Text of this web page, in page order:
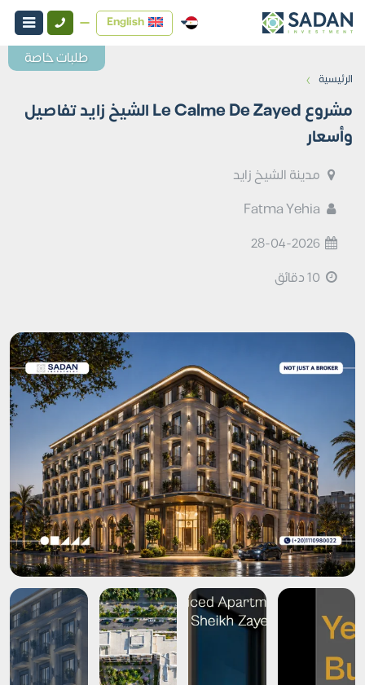
English
الرئيسية ›
مشروع Le Calme De Zayed الشيخ زايد تفاصيل
وأسعار
مدينة الشيخ زايد
28-04-2026
طلبات خاصة